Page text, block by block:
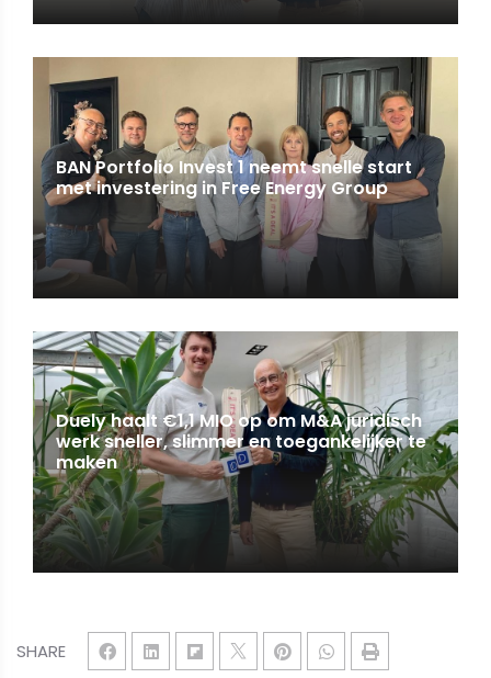
SHARE
BAN Portfolio Invest 1 neemt snelle start
met investering in Free Energy Group
Duely haalt €1,1 MIO op om M&A juridisch
werk sneller, slimmer en toegankelijker te
maken